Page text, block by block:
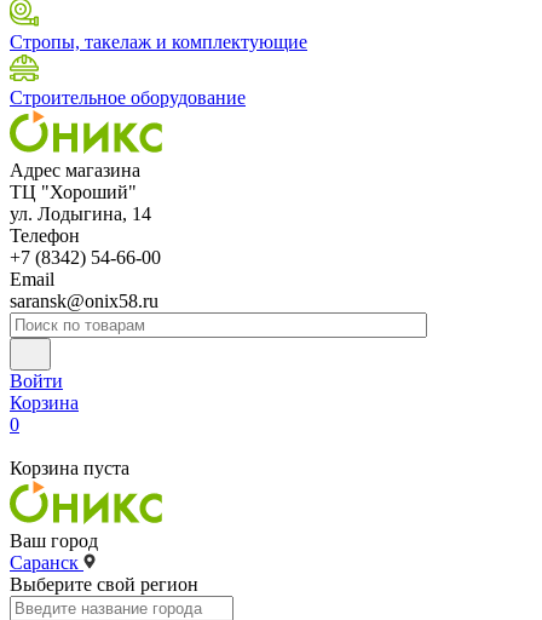
Стропы, такелаж и комплектующие
Строительное оборудование
Адрес магазина
ТЦ "Хороший"
ул. Лодыгина, 14
Телефон
+7 (8342) 54-66-00
Email
saransk@onix58.ru
Войти
Корзина
0
Корзина пуста
Ваш город
Саранск
Выберите свой регион